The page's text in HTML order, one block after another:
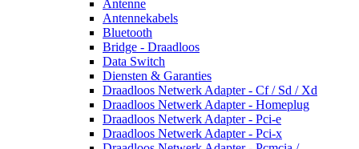
Antenne
Antennekabels
Bluetooth
Bridge - Draadloos
Data Switch
Diensten & Garanties
Draadloos Netwerk Adapter - Cf / Sd / Xd
Draadloos Netwerk Adapter - Homeplug
Draadloos Netwerk Adapter - Pci-e
Draadloos Netwerk Adapter - Pci-x